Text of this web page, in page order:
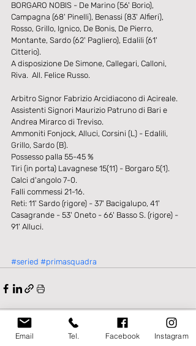
BORGARO NOBIS - De Marino (56' Borio),
Campagna (68' Pinelli), Benassi (83' Alfieri),
Rosso, Grillo, Ignico, De Bonis, De Pierro,
Montante, Sardo (62' Pagliero), Edalili (61'
Citterio).
A disposizione De Simone, Callegari, Calloni,
Riva.  All. Felice Russo.
Arbitro Signor Fabrizio Arcidiacono di Acireale.
Assistenti Signori Maurizio Patruno di Bari e
Andrea Mirarco di Treviso.
Ammoniti Fonjock, Alluci, Corsini (L) - Edalili,
Grillo, Sardo (B).
Possesso palla 55-45 %
Tiri (in porta) Lavagnese 15(11) - Borgaro 5(1).
Calci d'angolo 7-0.
Falli commessi 21-16.
Reti: 11' Sardo (rigore) - 37' Bacigalupo, 41'
Casagrande - 53' Oneto - 66' Basso S. (rigore) -
91' Alluci.
#seried #primasquadra
Email Tel. Facebook Instagram